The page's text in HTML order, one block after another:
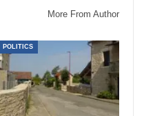
More From Author
POLITICS